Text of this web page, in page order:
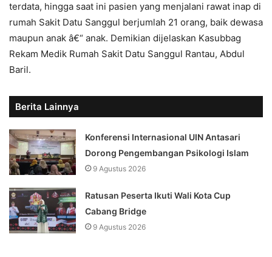
terdata, hingga saat ini pasien yang menjalani rawat inap di
rumah Sakit Datu Sanggul berjumlah 21 orang, baik dewasa
maupun anak â€“ anak. Demikian dijelaskan Kasubbag
Rekam Medik Rumah Sakit Datu Sanggul Rantau, Abdul
Baril.
Berita Lainnya
Konferensi Internasional UIN Antasari
Dorong Pengembangan Psikologi Islam
9 Agustus 2026
Ratusan Peserta Ikuti Wali Kota Cup
Cabang Bridge
9 Agustus 2026